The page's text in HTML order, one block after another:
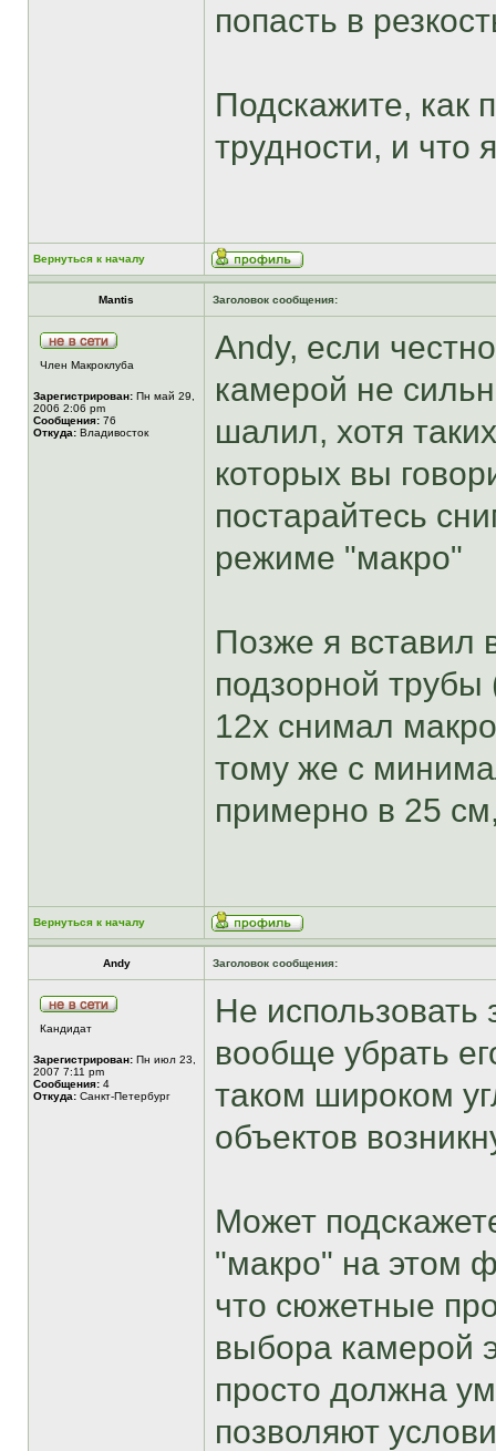
попасть в
Подскажите, как
трудности, и что
Вернуться к началу
Mantis Заголовок сообщения:
Член Макроклуба
Зарегистрирован: Пн май 29,
2006 2:06 pm
Сообщения: 76
Откуда: Владивосток
Andy, если
камерой не
шалил, хотя
которых вы
постарайтесь
режиме "макро"
Позже я вставил
подзорной
12х снимал
тому же с
примерно в 25
Вернуться к началу
Andy Заголовок сообщения:
Кандидат
Зарегистрирован: Пн июл 23,
2007 7:11 pm
Сообщения: 4
Откуда: Санкт-Петербург
Не
вообще убрать
таком широком
объектов
Может
"макро" на этом
что сюжетные
выбора камерой
просто должна
позволяют